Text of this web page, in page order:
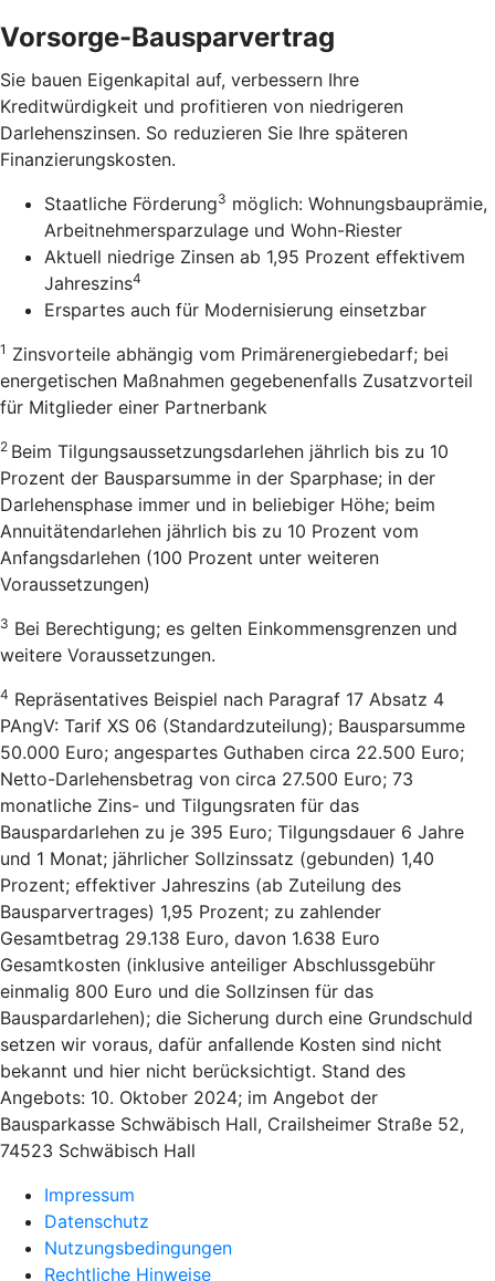
Vorsorge-Bausparvertrag
Sie bauen Eigenkapital auf, verbessern Ihre
Kreditwürdigkeit und profitieren von niedrigeren
Darlehenszinsen. So reduzieren Sie Ihre späteren
Finanzierungskosten.
Staatliche Förderung3 möglich: Wohnungsbauprämie,
Arbeitnehmersparzulage und Wohn-Riester
Aktuell niedrige Zinsen ab 1,95 Prozent effektivem
Jahreszins4
Erspartes auch für Modernisierung einsetzbar
1 Zinsvorteile abhängig vom Primärenergiebedarf; bei
energetischen Maßnahmen gegebenenfalls Zusatzvorteil
für Mitglieder einer Partnerbank
2 Beim Tilgungsaussetzungsdarlehen jährlich bis zu 10
Prozent der Bausparsumme in der Sparphase; in der
Darlehensphase immer und in beliebiger Höhe; beim
Annuitätendarlehen jährlich bis zu 10 Prozent vom
Anfangsdarlehen (100 Prozent unter weiteren
Voraussetzungen)
3 Bei Berechtigung; es gelten Einkommensgrenzen und
weitere Voraussetzungen.
4 Repräsentatives Beispiel nach Paragraf 17 Absatz 4
PAngV: Tarif XS 06 (Standardzuteilung); Bausparsumme
50.000 Euro; angespartes Guthaben circa 22.500 Euro;
Netto-Darlehensbetrag von circa 27.500 Euro; 73
monatliche Zins- und Tilgungsraten für das
Bauspardarlehen zu je 395 Euro; Tilgungsdauer 6 Jahre
und 1 Monat; jährlicher Sollzinssatz (gebunden) 1,40
Prozent; effektiver Jahreszins (ab Zuteilung des
Bausparvertrages) 1,95 Prozent; zu zahlender
Gesamtbetrag 29.138 Euro, davon 1.638 Euro
Gesamtkosten (inklusive anteiliger Abschlussgebühr
einmalig 800 Euro und die Sollzinsen für das
Bauspardarlehen); die Sicherung durch eine Grundschuld
setzen wir voraus, dafür anfallende Kosten sind nicht
bekannt und hier nicht berücksichtigt. Stand des
Angebots: 10. Oktober 2024; im Angebot der
Bausparkasse Schwäbisch Hall, Crailsheimer Straße 52,
74523 Schwäbisch Hall
Impressum
Datenschutz
Nutzungsbedingungen
Rechtliche Hinweise